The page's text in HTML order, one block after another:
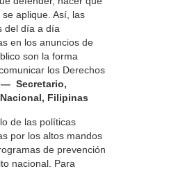
aplique. Así, las
del día a día
en los anuncios de
son la forma
los Derechos
— Secretario,
Filipinas
de las políticas
por los altos mandos
de prevención
nacional. Para